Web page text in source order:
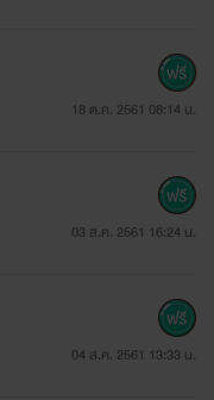
18 ต.ค. 2561 08:14 น.
03 ส.ค. 2561 16:24 น.
04 ส.ค. 2561 13:33 น.